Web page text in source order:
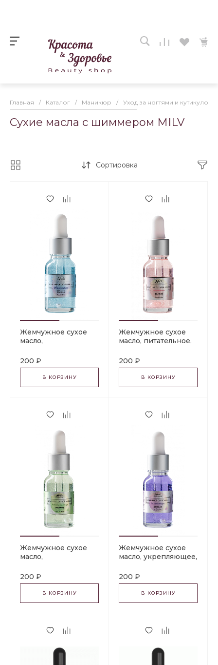
Главная / Каталог / Маникюр / Уход за ногтями и кутикулой
Сухие масла с шиммером MILV
Сортировка
Жемчужное сухое
масло,
200 ₽
В КОРЗИНУ
Жемчужное сухое
масло, питательное,
200 ₽
В КОРЗИНУ
Жемчужное сухое
масло,
15 ml.
200 ₽
В КОРЗИНУ
Жемчужное сухое
масло, укрепляющее,
200 ₽
В КОРЗИНУ